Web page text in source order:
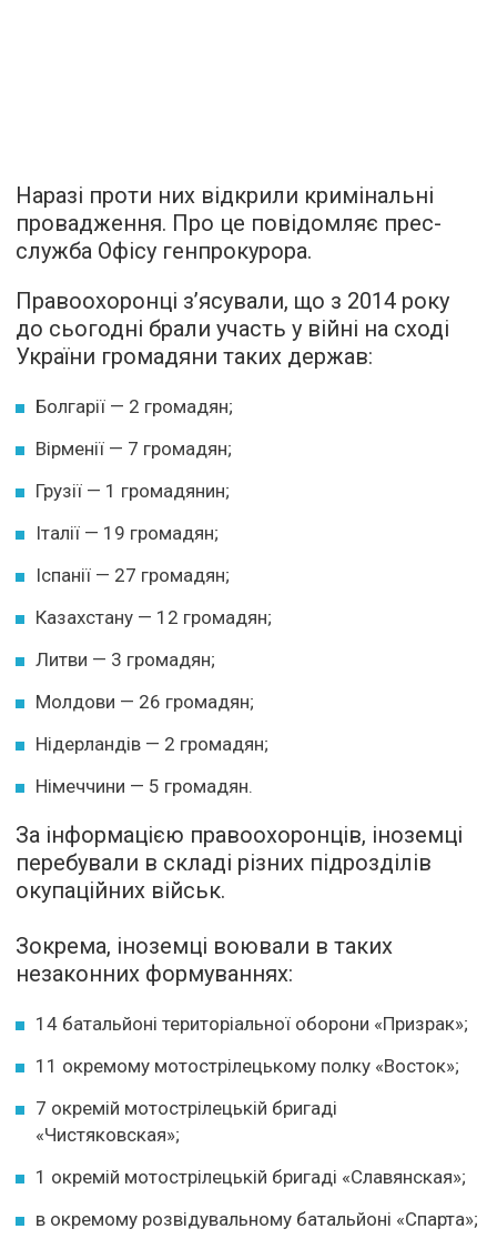
Наразі проти них відкрили кримінальні
провадження. Про це повідомляє прес-
служба Офісу генпрокурора.
Правоохоронці з’ясували, що з 2014 року
до сьогодні брали участь у війні на сході
України громадяни таких держав:
Болгарії — 2 громадян;
Вірменії — 7 громадян;
Грузії — 1 громадянин;
Італії — 19 громадян;
Іспанії — 27 громадян;
Казахстану — 12 громадян;
Литви — 3 громадян;
Молдови — 26 громадян;
Нідерландів — 2 громадян;
Німеччини — 5 громадян.
За інформацією правоохоронців, іноземці
перебували в складі різних підрозділів
окупаційних військ.
Зокрема, іноземці воювали в таких
незаконних формуваннях:
14 батальйоні територіальної оборони «Призрак»;
11 окремому мотострілецькому полку «Восток»;
7 окремій мотострілецькій бригаді
«Чистяковская»;
1 окремій мотострілецькій бригаді «Славянская»;
в окремому розвідувальному батальйоні «Спарта»;